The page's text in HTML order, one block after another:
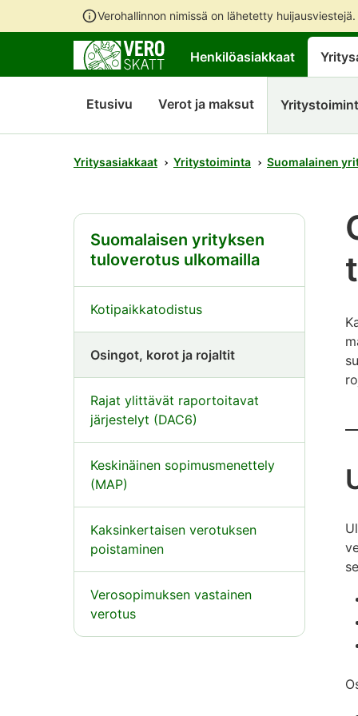
Verohallinnon nimissä on lähetetty huijausviestejä.
Henkilöasiakkaat
Etusivu Verot ja maksut
Yritysasiakkaat Yritystoiminta Suomalainen
Suomalaisen yrityksen
tuloverotus ulkomailla
Kotipaikkatodistus
Osingot, korot ja rojaltit
Rajat ylittävät raportoitavat
järjestelyt (DAC6)
Keskinäinen sopimusmenettely
(MAP)
Kaksinkertaisen verotuksen
poistaminen
Verosopimuksen vastainen
verotus